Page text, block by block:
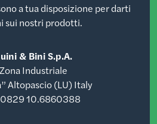
a tua disposizione per darti
sui nostri prodotti.
& Bini S.p.A.
Industriale
Altopascio (LU) Italy
10.6860388